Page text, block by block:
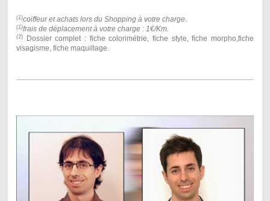
(1)coiffeur et achats lors du Shopping à votre charge.
(1)frais de déplacement à votre charge : 1€/Km.
(2)Dossier complet : fiche colorimétrie, fiche style, fiche morpho,fiche
visagisme, fiche maquillage.